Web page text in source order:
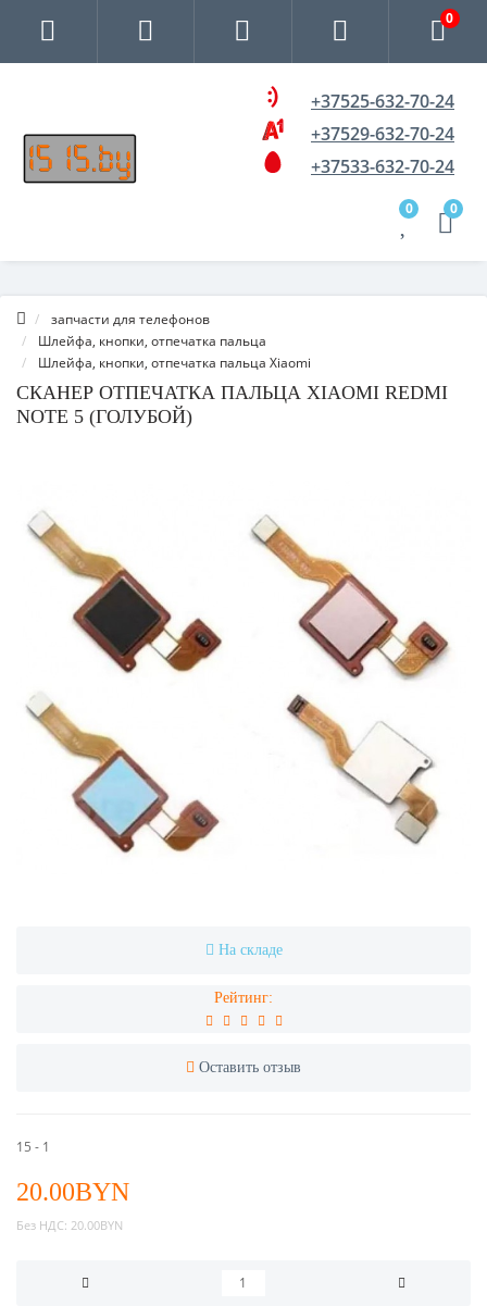
0
+37525-632-70-24
+37529-632-70-24
+37533-632-70-24
0 0
запчасти для телефонов
Шлейфа, кнопки, отпечатка пальца
Шлейфа, кнопки, отпечатка пальца Xiaomi
СКАНЕР ОТПЕЧАТКА ПАЛЬЦА XIAOMI REDMI
NOTE 5 (ГОЛУБОЙ)
На складе
Рейтинг:
Оставить отзыв
15 - 1
20.00BYN
Без НДС: 20.00BYN